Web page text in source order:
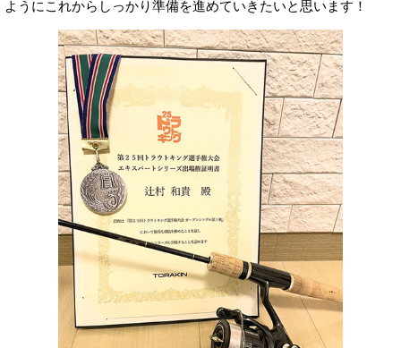
ようにこれからしっかり準備を進めていきたいと思います！